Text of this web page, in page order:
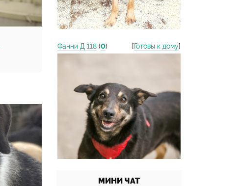
Фанни Д 118 (0) [Готовы к дому]
МИНИ ЧАТ